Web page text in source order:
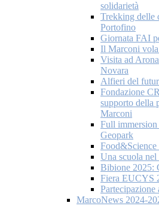
solidarietà
Trekking delle
Portofino
Giornata FAI
Il Marconi
Visita ad
Novara
Alfieri del
Fondazione
supporto della
Marconi
Full immersion
Geopark
Una scuola nel
Bibione 2025:
Fiera EUCYS
MarcoNews 2024-